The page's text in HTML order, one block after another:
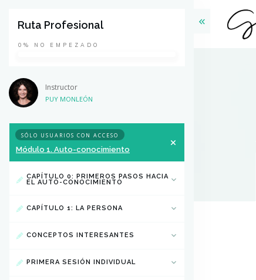
Ruta Profesional
0% NO EMPEZADO
Instructor
PUY MONLEÓN
SÓLO USUARIOS CON ACCESO
Módulo 1. Auto-conocimiento
CAPÍTULO 0: PRIMEROS PASOS HACIA
EL AUTO-CONOCIMIENTO
CAPÍTULO 1: LA PERSONA
CONCEPTOS INTERESANTES
PRIMERA SESIÓN INDIVIDUAL